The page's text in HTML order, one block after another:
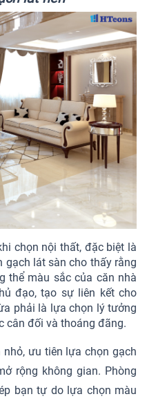
chọn nội thất, đặc biệt là
gạch lát sàn cho thấy rằng
thể màu sắc của căn nhà
đạo, tạo sự liên kết cho
phải là lựa chọn lý tưởng
cân đối và thoáng đãng.
ưu tiên lựa chọn gạch
rộng không gian. Phòng
bạn tự do lựa chọn màu